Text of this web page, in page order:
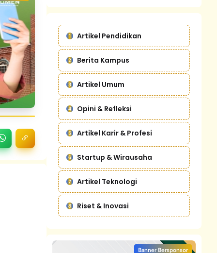
Artikel Pendidikan
Berita Kampus
Artikel Umum
Opini & Refleksi
Artikel Karir & Profesi
Startup & Wirausaha
Artikel Teknologi
Riset & Inovasi
Banner Bersponsor